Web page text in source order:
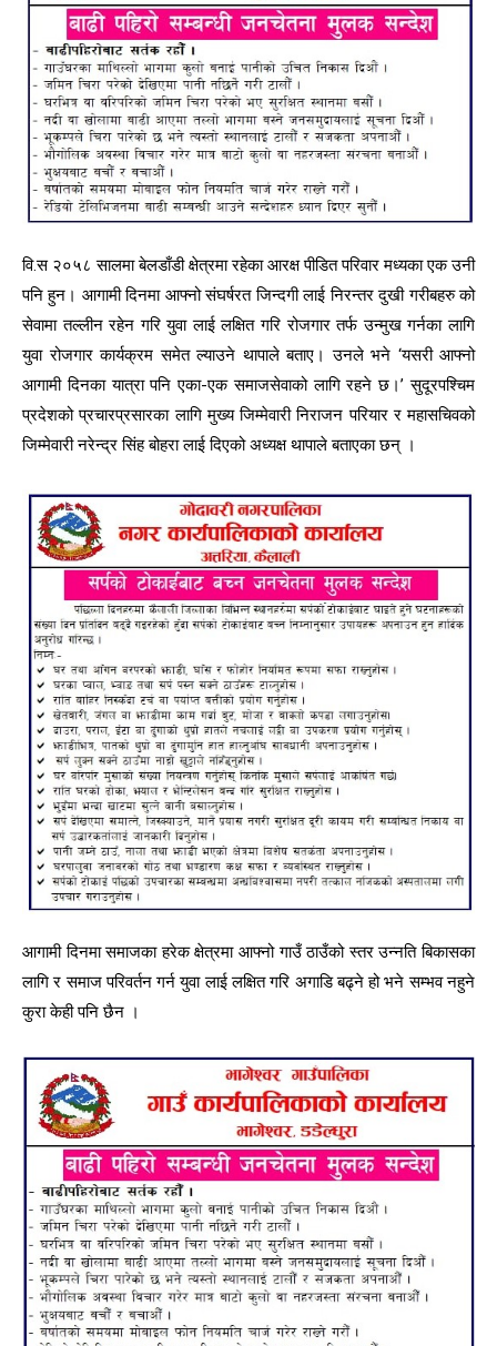
वि.स २०५८ सालमा बेलडाँडी क्षेत्रमा रहेका आरक्ष पीडित परिवार मध्यका एक उनी
पनि हुन। आगामी दिनमा आफ्नो संघर्षरत जिन्दगी लाई निरन्तर दुखी गरीबहरु को
सेवामा तल्लीन रहेन गरि युवा लाई लक्षित गरि रोजगार तर्फ उन्मुख गर्नका लागि
युवा रोजगार कार्यक्रम समेत ल्याउने थापाले बताए। उनले भने ‘यसरी आफ्नो
आगामी दिनका यात्रा पनि एका-एक समाजसेवाको लागि रहने छ।’ सुदूरपश्चिम
प्रदेशको प्रचारप्रसारका लागि मुख्य जिम्मेवारी निराजन परियार र महासचिवको
जिम्मेवारी नरेन्द्र सिंह बोहरा लाई दिएको अध्यक्ष थापाले बताएका छन् ।
आगामी दिनमा समाजका हरेक क्षेत्रमा आफ्नो गाउँ ठाउँको स्तर उन्नति बिकासका
लागि र समाज परिवर्तन गर्न युवा लाई लक्षित गरि अगाडि बढ्ने हो भने सम्भव नहुने
कुरा केही पनि छैन ।